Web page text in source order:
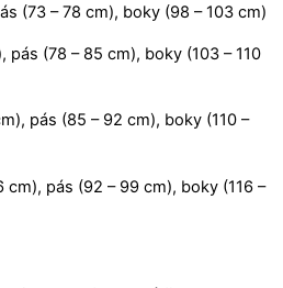
(73 – 78 cm), boky (98 – 103 cm)
pás (78 – 85 cm), boky (103 – 110
pás (85 – 92 cm), boky (110 –
cm), pás (92 – 99 cm), boky (116 –